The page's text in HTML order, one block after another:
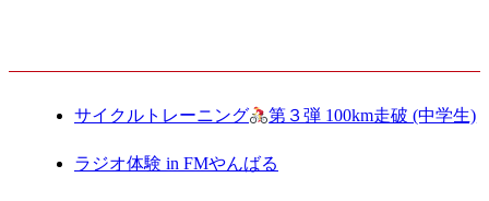
サイクルトレーニング 第３弾 100km走破 (中学生)
ラジオ体験 in FMやんばる